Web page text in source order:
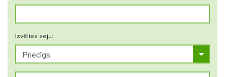
Izvēlies seju: